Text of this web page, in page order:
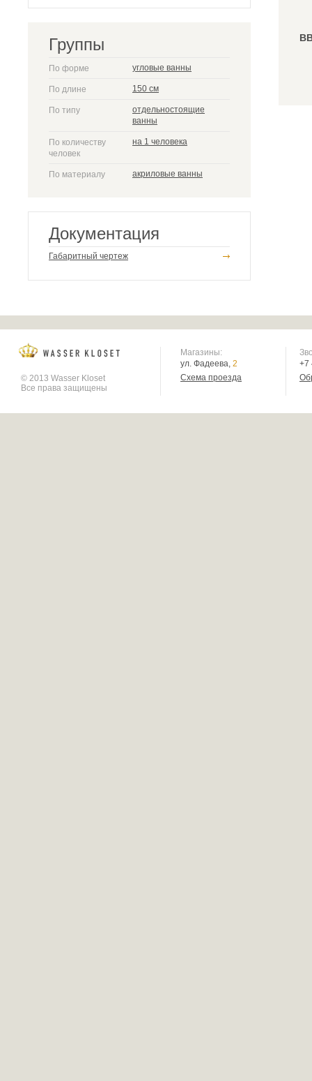
Группы
По форме угловые ванны
По длине 150 см
По типу
отдельностоящие
ванны
По количеству
человек
на 1 человека
По материалу акриловые ванны
Документация
Габаритный чертеж
© 2013 Wasser Kloset
Все права защищены
Магазины:
ул. Фадеева, 2
Схема проезда
+7